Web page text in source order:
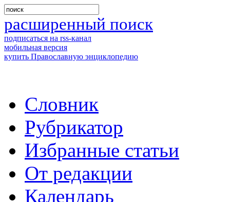
расширенный поиск
подписаться на rss-канал
мобильная версия
купить Православную энциклопедию
Словник
Рубрикатор
Избранные статьи
От редакции
Календарь